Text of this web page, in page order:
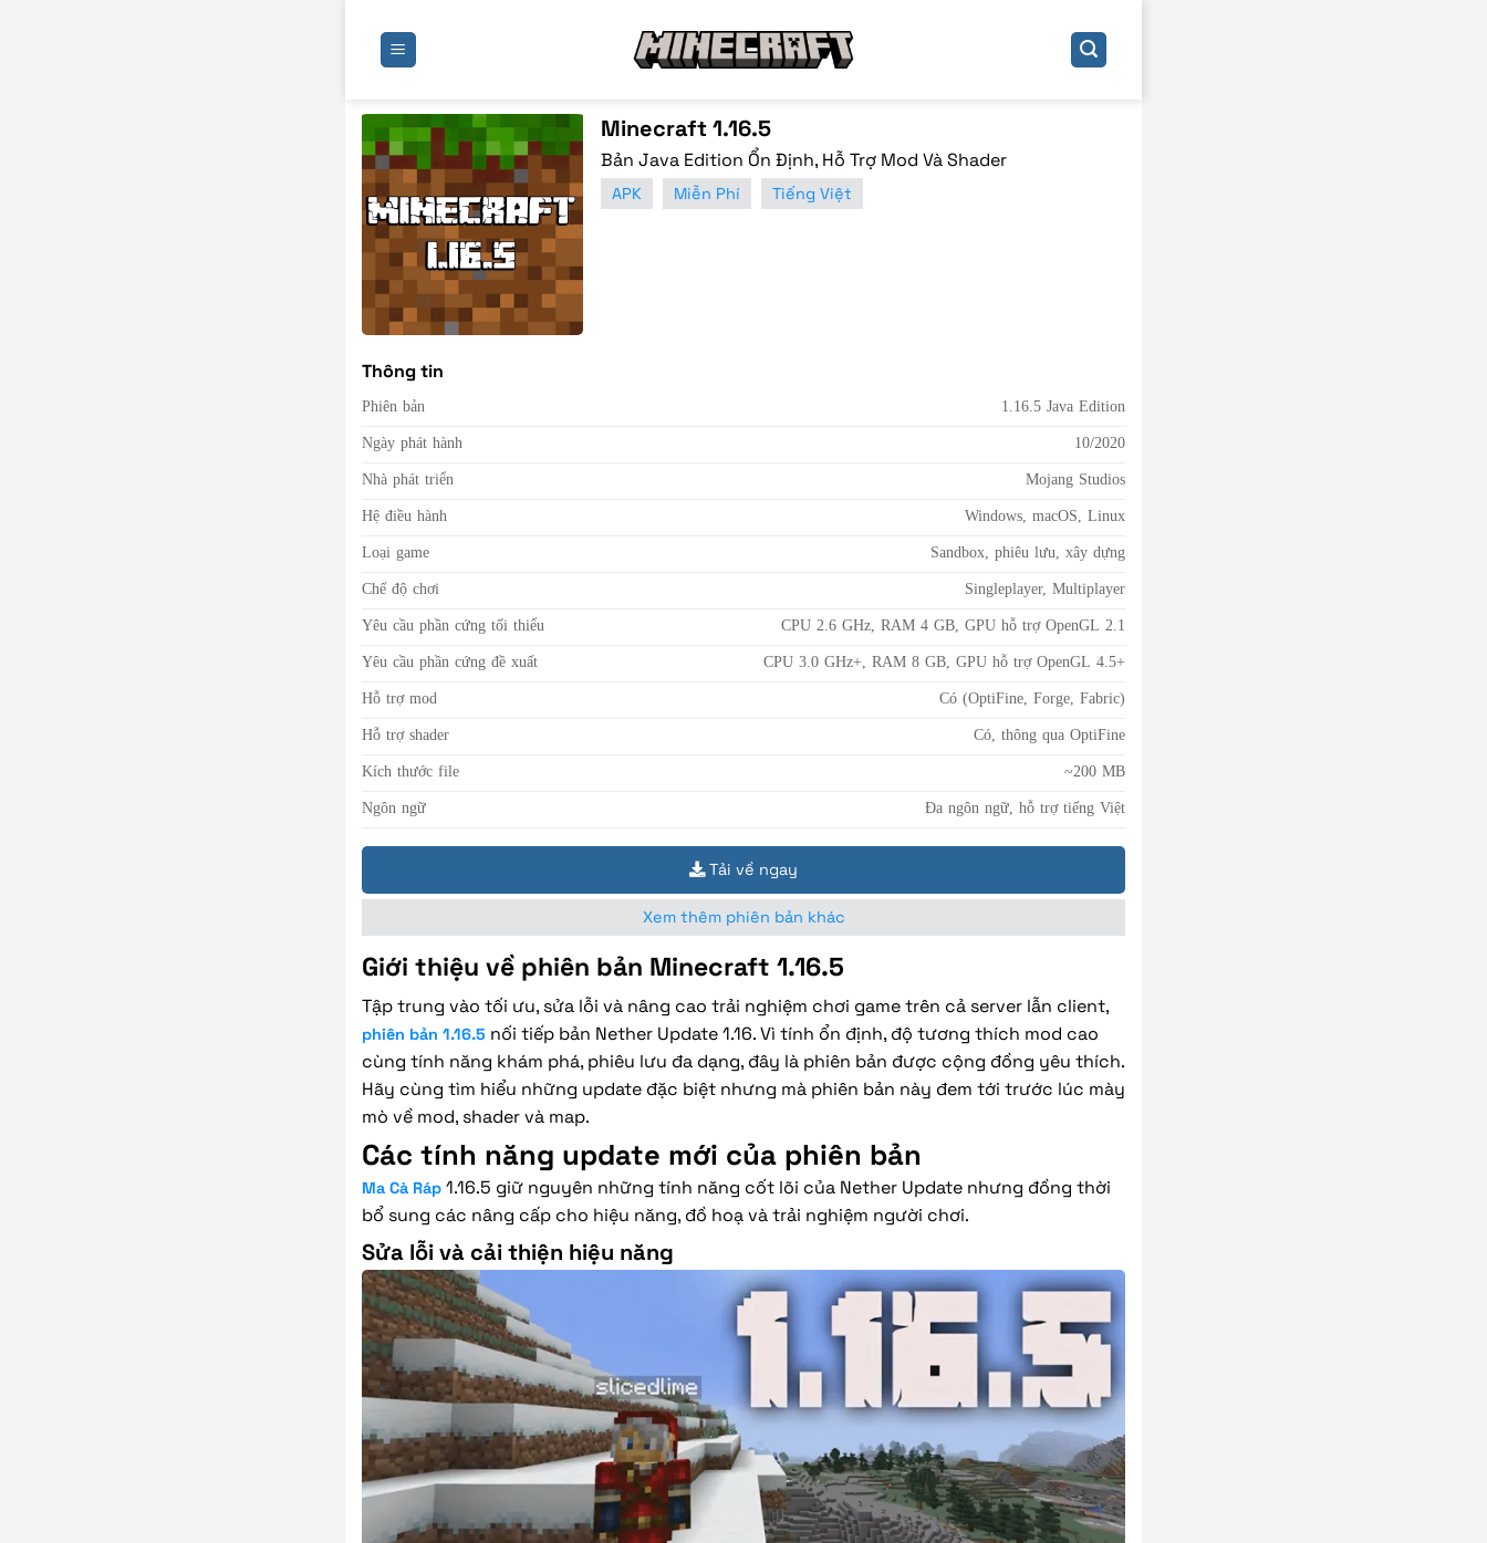
Minecraft 1.16.5
Bản Java Edition Ổn Định, Hỗ Trợ Mod Và Shader
APK Miễn Phí Tiếng Việt
Thông tin
Phiên bản 1.16.5 Java Edition
Ngày phát hành 10/2020
Nhà phát triển Mojang Studios
Hệ điều hành Windows, macOS, Linux
Loại game Sandbox, phiêu lưu, xây dựng
Chế độ chơi Singleplayer, Multiplayer
Yêu cầu phần cứng tối thiểu CPU 2.6 GHz, RAM 4 GB, GPU hỗ trợ OpenGL 2.1
Yêu cầu phần cứng đề xuất CPU 3.0 GHz+, RAM 8 GB, GPU hỗ trợ OpenGL 4.5+
Hỗ trợ mod Có (OptiFine, Forge, Fabric)
Hỗ trợ shader Có, thông qua OptiFine
Kích thước file ~200 MB
Ngôn ngữ Đa ngôn ngữ, hỗ trợ tiếng Việt
Tải về ngay
Xem thêm phiên bản khác
Giới thiệu về phiên bản Minecraft 1.16.5
Tập trung vào tối ưu, sửa lỗi và nâng cao trải nghiệm chơi game trên cả server lẫn client,
phiên bản 1.16.5 nối tiếp bản Nether Update 1.16. Vì tính ổn định, độ tương thích mod cao
cùng tính năng khám phá, phiêu lưu đa dạng, đây là phiên bản được cộng đồng yêu thích.
Hãy cùng tìm hiểu những update đặc biệt nhưng mà phiên bản này đem tới trước lúc mày
mò về mod, shader và map.
Các tính năng update mới của phiên bản
Ma Cà Ráp 1.16.5 giữ nguyên những tính năng cốt lõi của Nether Update nhưng đồng thời
bổ sung các nâng cấp cho hiệu năng, đồ hoạ và trải nghiệm người chơi.
Sửa lỗi và cải thiện hiệu năng